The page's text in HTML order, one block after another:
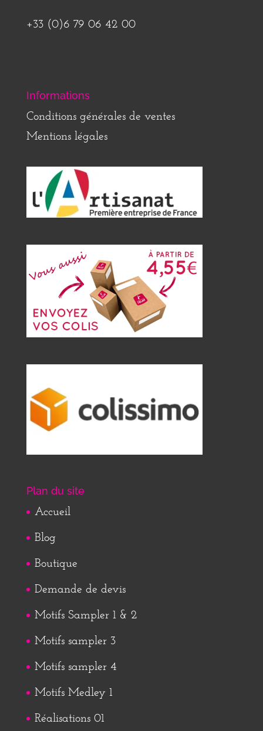
+33 (0)6 79 06 42 00
Informations
Conditions générales de ventes
Mentions légales
Plan du site
Accueil
Blog
Boutique
Demande de devis
Motifs Sampler 1 & 2
Motifs sampler 3
Motifs sampler 4
Motifs Medley 1
Réalisations 01